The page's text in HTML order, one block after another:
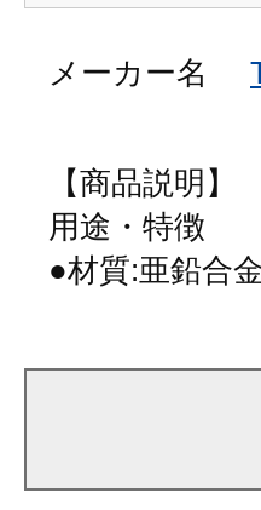
メーカー名
【商品説明】
用途・特徴
●材質:亜鉛合